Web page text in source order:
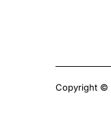
Copyright ©